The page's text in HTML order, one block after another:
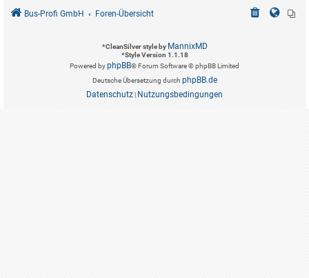
Bus-Profi GmbH Foren-Übersicht
*CleanSilver style by MannixMD
*Style Version 1.1.18
Powered byphpBB® Forum Software © phpBB Limited
Deutsche Übersetzung durch phpBB.de
Datenschutz | Nutzungsbedingungen